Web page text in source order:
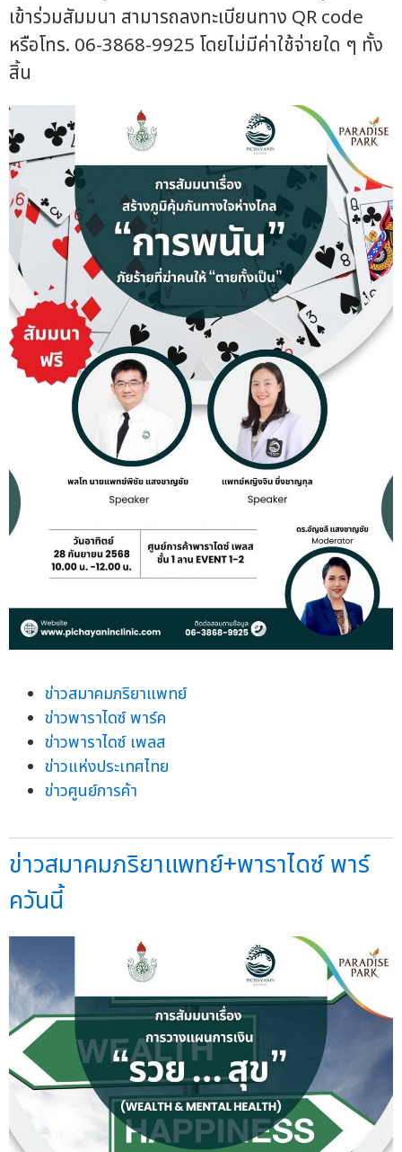
เข้าร่วมสัมมนา สามารถลงทะเบียนทาง QR code
หรือโทร. 06-3868-9925 โดยไม่มีค่าใช้จ่ายใด ๆ ทั้ง
สิ้น
ข่าวสมาคมภริยาแพทย์
ข่าวพาราไดซ์ พาร์ค
ข่าวพาราไดซ์ เพลส
ข่าวแห่งประเทศไทย
ข่าวศูนย์การค้า
ข่าวสมาคมภริยาแพทย์+พาราไดซ์ พาร์
ควันนี้